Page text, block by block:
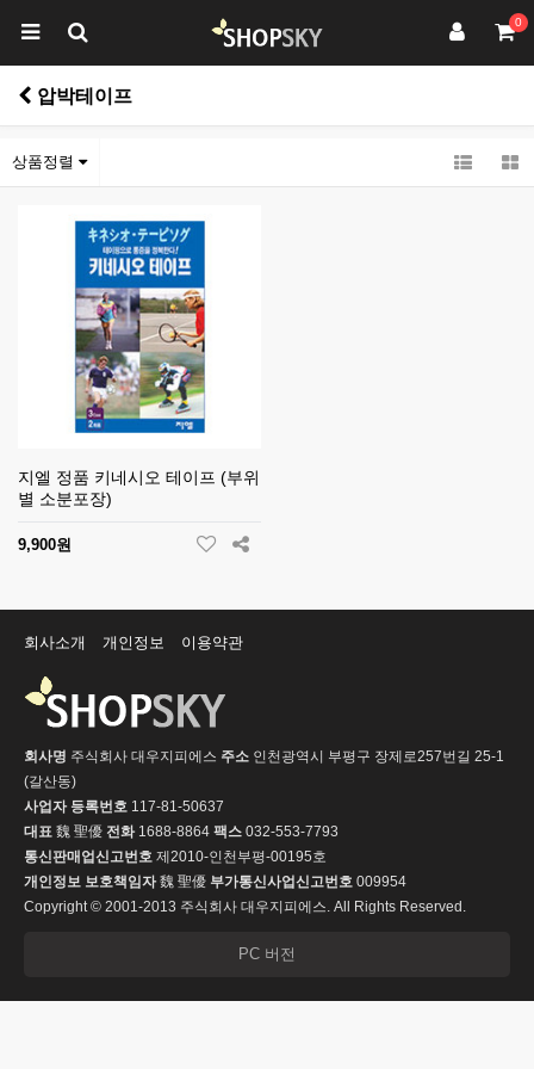
0
압박테이프
상품정렬
지엘 정품 키네시오 테이프 (부위
별 소분포장)
9,900원
회사소개 개인정보 이용약관
회사명 주식회사 대우지피에스 주소 인천광역시 부평구 장제로257번길 25-1
(갈산동)
사업자 등록번호 117-81-50637
대표 魏 聖優 전화1688-8864 팩스 032-553-7793
통신판매업신고번호 제2010-인천부평-00195호
개인정보 보호책임자魏 聖優 부가통신사업신고번호 009954
Copyright © 2001-2013 주식회사 대우지피에스. All Rights Reserved.
PC 버전